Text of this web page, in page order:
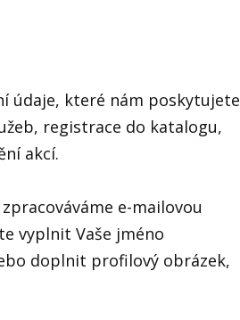
údaje, které nám poskytujete
registrace do katalogu,
akcí.
e-mailovou
vyplnit Vaše jméno
doplnit profilový obrázek,